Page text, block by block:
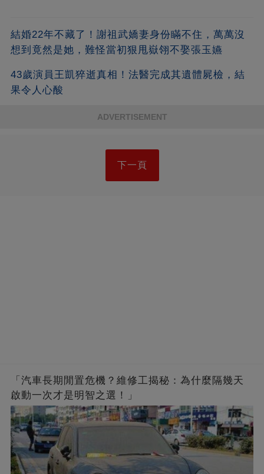
結婚22年不藏了！謝祖武嬌妻身份瞞不住，萬萬沒
想到竟然是她，難怪當初狠甩嶽翎不娶張玉嬿
43歲演員王凱猝逝真相！法醫完成其遺體屍檢，結
果令人心酸
ADVERTISEMENT
下一頁
「汽車長期閒置危機？維修工揭秘：為什麼隔幾天
啟動一次才是明智之選！」